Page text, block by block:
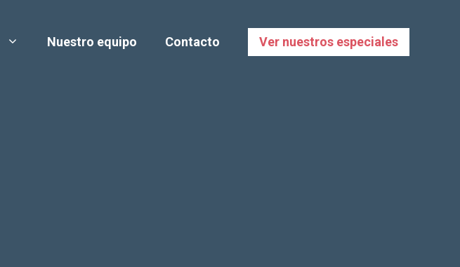
Nuestro equipo Contacto Ver nuestros especiales